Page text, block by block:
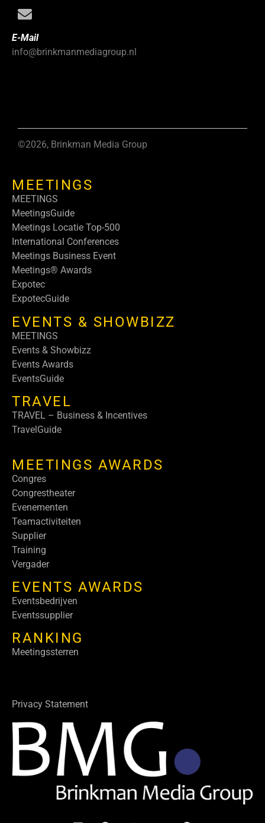
E-Mail
info@brinkmanmediagroup.nl
©2026, Brinkman Media Group
MEETINGS
MEETINGS
MeetingsGuide
Meetings Locatie Top-500
International Conferences
Meetings Business Event
Meetings® Awards
Expotec
ExpotecGuide
EVENTS & SHOWBIZZ
MEETINGS
Events & Showbizz
Events Awards
EventsGuide
TRAVEL
TRAVEL – Business & Incentives
TravelGuide
MEETINGS AWARDS
Congres
Congrestheater
Evenementen
Teamactiviteiten
Supplier
Training
Vergader
EVENTS AWARDS
Eventsbedrijven
Eventssupplier
RANKING
Meetingssterren
Privacy Statement